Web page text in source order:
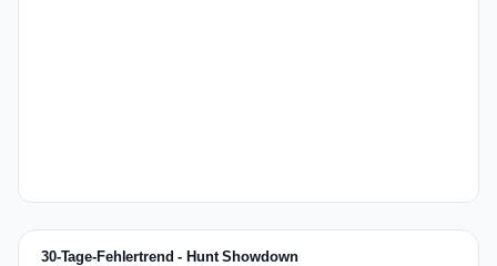
30-Tage-Fehlertrend - Hunt Showdown